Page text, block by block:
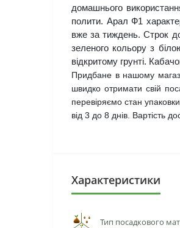
домашнього
полити. Арал Ф1
вже за тиждень. Строк
зеленого кольору з
відкритому грунті.
Придбане в нашому
швидко отримати свій
перевіряємо стан
від 3 до 8 днів. Вартість
Характеристики
Тип посадкового